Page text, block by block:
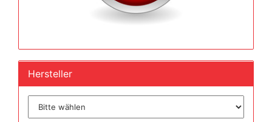
Hersteller